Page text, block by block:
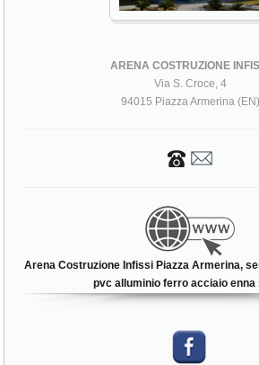
94015 Piazza Armerina (EN)
Arena Costruzione Infissi Piazza Armerina,
pvc alluminio ferro acciaio enna